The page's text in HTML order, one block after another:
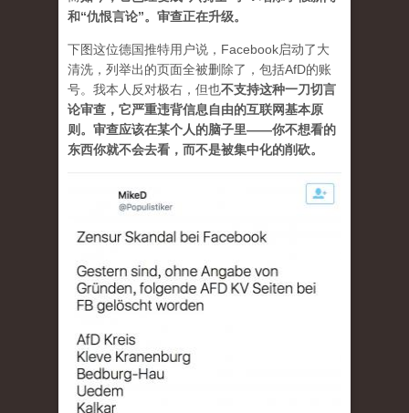
和“仇恨言论”。审查正在升级。
下图这位德国推特用户说，Facebook启动了大
清洗，列举出的页面全被删除了，包括AfD的账
号。我本人反对极右，但也不支持这种一刀切言
论审查，它严重违背信息自由的互联网基本原
则。审查应该在某个人的脑子里——你不想看的
东西你就不会去看，而不是被集中化的削砍。